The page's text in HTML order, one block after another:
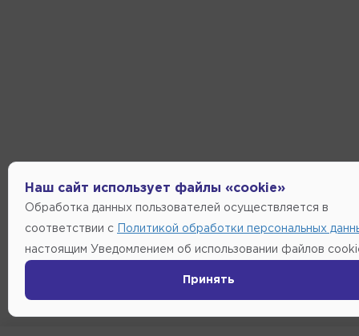
Наш сайт использует файлы «cookie»
Обработка данных пользователей осуществляется в
соответствии с Политикой обработки персональных
настоящим Уведомлением об использовании файлов
Принять